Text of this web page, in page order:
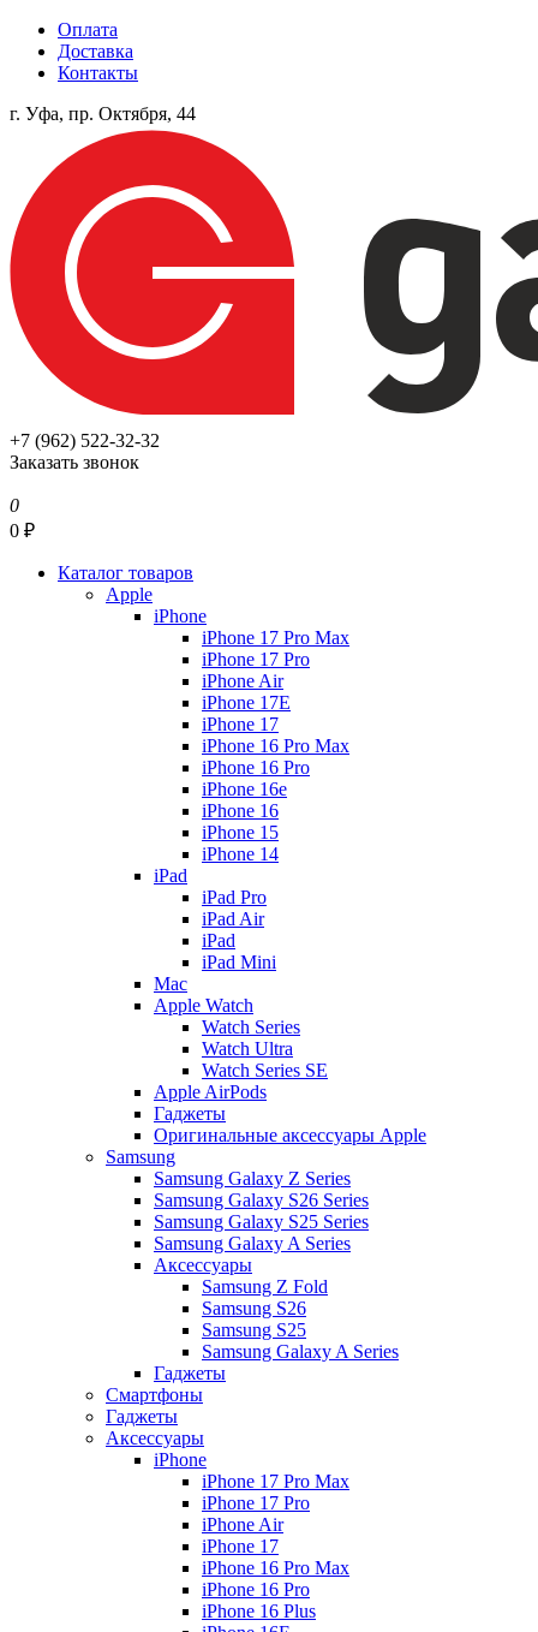
Оплата
Доставка
Контакты
г. Уфа, пр. Октября, 44
+7 (962) 522-32-32
Заказать звонок
0
0 ₽
Каталог товаров
Apple
iPhone
iPhone 17 Pro Max
iPhone 17 Pro
iPhone Air
iPhone 17E
iPhone 17
iPhone 16 Pro Max
iPhone 16 Pro
iPhone 16e
iPhone 16
iPhone 15
iPhone 14
iPad
iPad Pro
iPad Air
iPad
iPad Mini
Mac
Apple Watch
Watch Series
Watch Ultra
Watch Series SE
Apple AirPods
Гаджеты
Оригинальные аксессуары Apple
Samsung
Samsung Galaxy Z Series
Samsung Galaxy S26 Series
Samsung Galaxy S25 Series
Samsung Galaxy A Series
Аксессуары
Samsung Z Fold
Samsung S26
Samsung S25
Samsung Galaxy A Series
Гаджеты
Смартфоны
Гаджеты
Аксессуары
iPhone
iPhone 17 Pro Max
iPhone 17 Pro
iPhone Air
iPhone 17
iPhone 16 Pro Max
iPhone 16 Pro
iPhone 16 Plus